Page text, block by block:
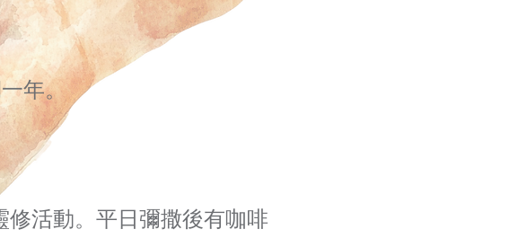
年。
活動。平日彌撒後有咖啡